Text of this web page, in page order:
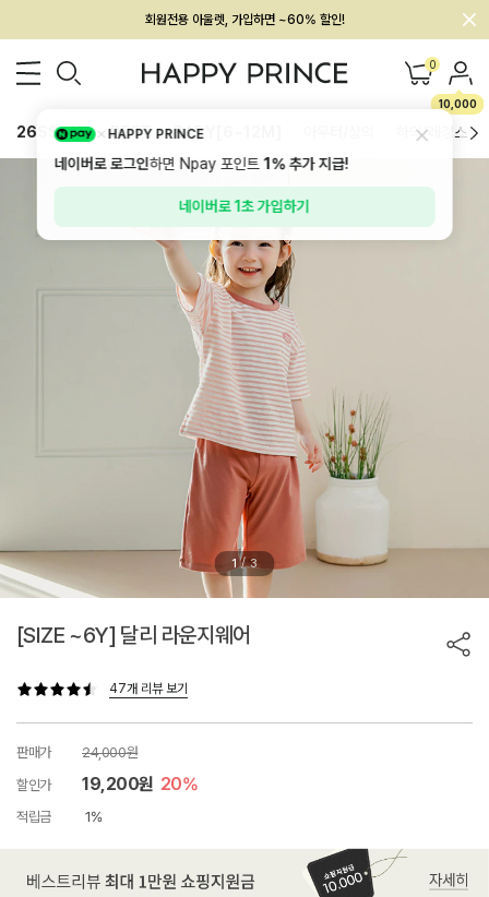
회원전용 아울렛, 가입하면 ~60% 할인!
멤버십 최대 28,000원 혜택 0
10,000
26SS 신상 BEST BABY[6~12M] 하의/레깅스
1 / 3
[SIZE ~6Y] 달리 라운지웨어
47개 리뷰 보기
판매가
24,000원
할인가
19,200원 20%
적립금 1%
HAPPY PRINCE
네이버로 로그인하면 Npay 포인트1%추가 지급!
네이버로 1초 가입하기